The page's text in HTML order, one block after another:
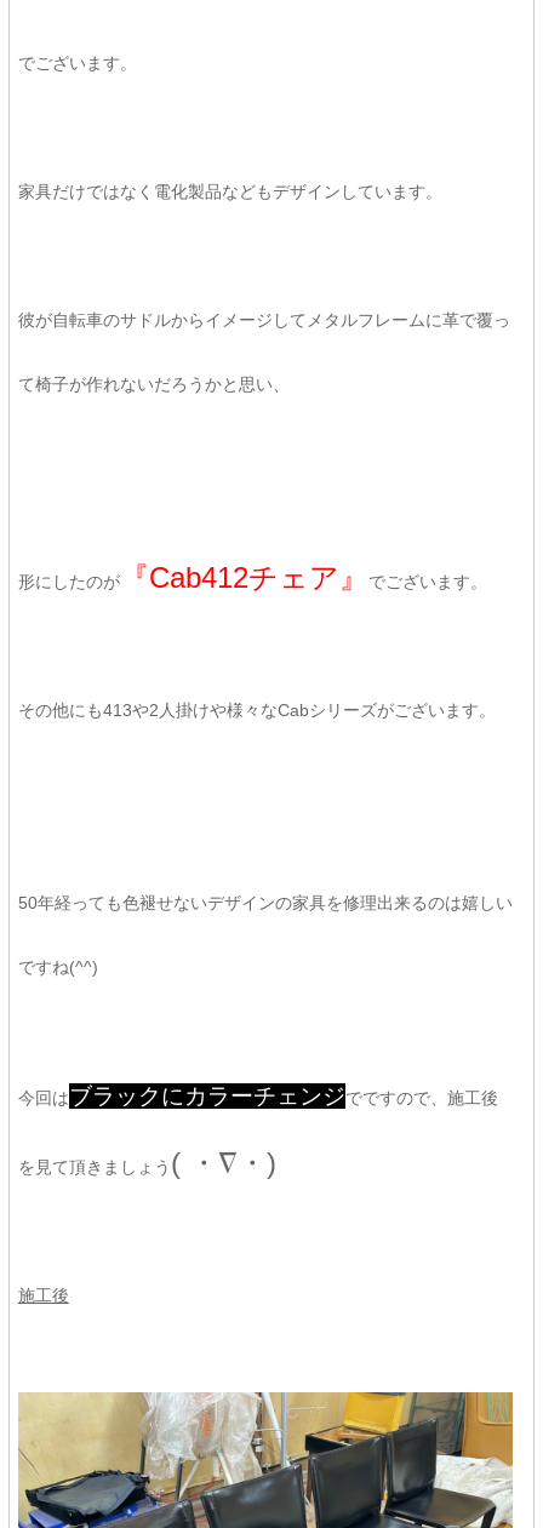
でございます。
家具だけではなく電化製品などもデザインしています。
彼が自転車のサドルからイメージしてメタルフレームに革で覆っ
て椅子が作れないだろうかと思い、
形にしたのが『Cab412チェア』 でございます。
その他にも413や2人掛けや様々なCabシリーズがございます。
50年経っても色褪せないデザインの家具を修理出来るのは嬉しい
ですね(^^)
今回はブラックにカラーチェンジでですので、施工後
を見て頂きましょう ( ・∇・)
施工後